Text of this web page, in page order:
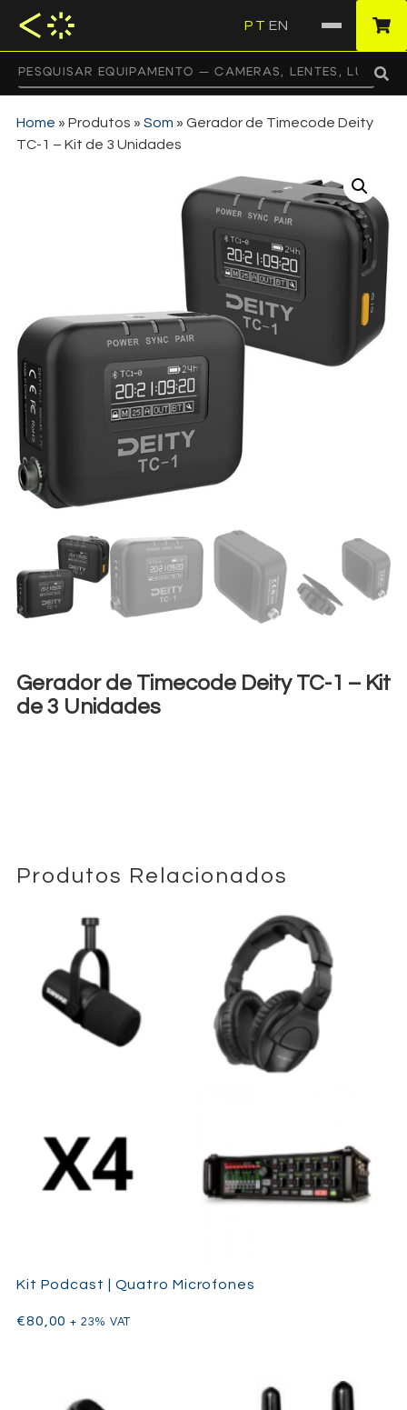
PT EN
Home » Produtos » Som » Gerador de Timecode Deity
TC-1 – Kit de 3 Unidades
Gerador de Timecode Deity TC-1 – Kit
de 3 Unidades
Produtos Relacionados
Kit Podcast | Quatro Microfones
€80,00 + 23% VAT